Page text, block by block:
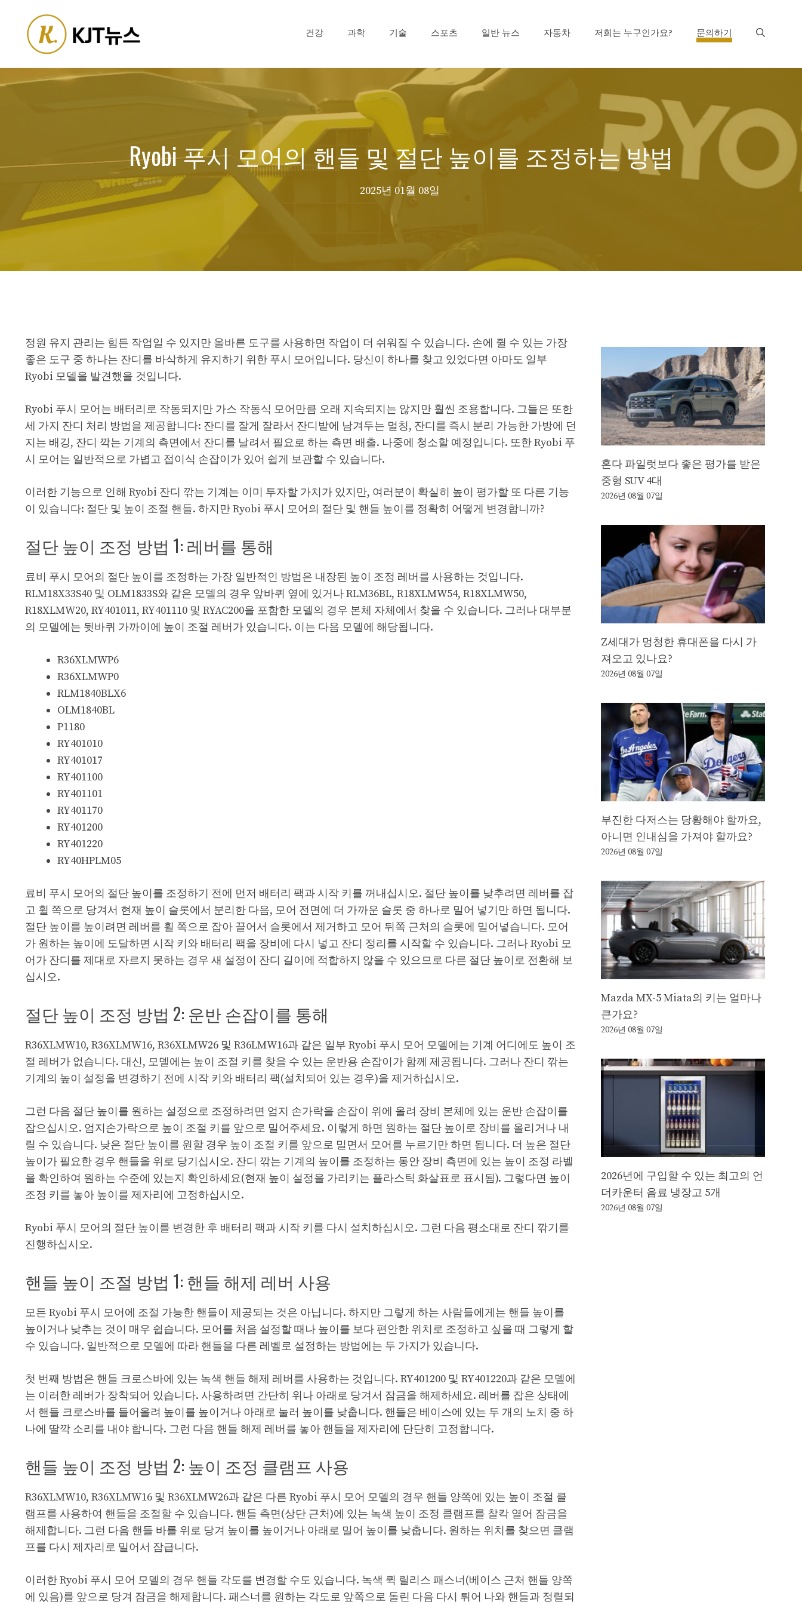
content
건강 과학 기술 스포츠 일반 뉴스 자동차 저희는 누구인가요? 문의하기
Ryobi 푸시 모어의 핸들 및 절단 높이를 조정하는 방법
2025년 01월 08일
정원 유지 관리는 힘든 작업일 수 있지만 올바른 도구를 사용하면 작업이 더 쉬워질 수 있습니다. 손에 쥘 수 있는 가장
좋은 도구 중 하나는 잔디를 바삭하게 유지하기 위한 푸시 모어입니다. 당신이 하나를 찾고 있었다면 아마도 일부
Ryobi 모델을 발견했을 것입니다.
Ryobi 푸시 모어는 배터리로 작동되지만 가스 작동식 모어만큼 오래 지속되지는 않지만 훨씬 조용합니다. 그들은 또한
세 가지 잔디 처리 방법을 제공합니다: 잔디를 잘게 잘라서 잔디밭에 남겨두는 멀칭, 잔디를 즉시 분리 가능한 가방에 던
지는 배깅, 잔디 깍는 기계의 측면에서 잔디를 날려서 필요로 하는 측면 배출. 나중에 청소할 예정입니다. 또한 Ryobi 푸
시 모어는 일반적으로 가볍고 접이식 손잡이가 있어 쉽게 보관할 수 있습니다.
이러한 기능으로 인해 Ryobi 잔디 깎는 기계는 이미 투자할 가치가 있지만, 여러분이 확실히 높이 평가할 또 다른 기능
이 있습니다: 절단 및 높이 조절 핸들. 하지만 Ryobi 푸시 모어의 절단 및 핸들 높이를 정확히 어떻게 변경합니까?
절단 높이 조정 방법 1: 레버를 통해
료비 푸시 모어의 절단 높이를 조정하는 가장 일반적인 방법은 내장된 높이 조정 레버를 사용하는 것입니다.
RLM18X33S40 및 OLM1833S와 같은 모델의 경우 앞바퀴 옆에 있거나 RLM36BL, R18XLMW54, R18XLMW50,
R18XLMW20, RY401011, RY401110 및 RYAC200을 포함한 모델의 경우 본체 자체에서 찾을 수 있습니다. 그러나 대부분
의 모델에는 뒷바퀴 가까이에 높이 조절 레버가 있습니다. 이는 다음 모델에 해당됩니다.
R36XLMWP6
R36XLMWP0
RLM1840BLX6
OLM1840BL
P1180
RY401010
RY401017
RY401100
RY401101
RY401170
RY401200
RY401220
RY40HPLM05
료비 푸시 모어의 절단 높이를 조정하기 전에 먼저 배터리 팩과 시작 키를 꺼내십시오. 절단 높이를 낮추려면 레버를 잡
고 휠 쪽으로 당겨서 현재 높이 슬롯에서 분리한 다음, 모어 전면에 더 가까운 슬롯 중 하나로 밀어 넣기만 하면 됩니다.
절단 높이를 높이려면 레버를 휠 쪽으로 잡아 끌어서 슬롯에서 제거하고 모어 뒤쪽 근처의 슬롯에 밀어넣습니다. 모어
가 원하는 높이에 도달하면 시작 키와 배터리 팩을 장비에 다시 넣고 잔디 정리를 시작할 수 있습니다. 그러나 Ryobi 모
어가 잔디를 제대로 자르지 못하는 경우 새 설정이 잔디 길이에 적합하지 않을 수 있으므로 다른 절단 높이로 전환해 보
십시오.
절단 높이 조정 방법 2: 운반 손잡이를 통해
R36XLMW10, R36XLMW16, R36XLMW26 및 R36LMW16과 같은 일부 Ryobi 푸시 모어 모델에는 기계 어디에도 높이 조
절 레버가 없습니다. 대신, 모델에는 높이 조절 키를 찾을 수 있는 운반용 손잡이가 함께 제공됩니다. 그러나 잔디 깎는
기계의 높이 설정을 변경하기 전에 시작 키와 배터리 팩(설치되어 있는 경우)을 제거하십시오.
그런 다음 절단 높이를 원하는 설정으로 조정하려면 엄지 손가락을 손잡이 위에 올려 장비 본체에 있는 운반 손잡이를
잡으십시오. 엄지손가락으로 높이 조절 키를 앞으로 밀어주세요. 이렇게 하면 원하는 절단 높이로 장비를 올리거나 내
릴 수 있습니다. 낮은 절단 높이를 원할 경우 높이 조절 키를 앞으로 밀면서 모어를 누르기만 하면 됩니다. 더 높은 절단
높이가 필요한 경우 핸들을 위로 당기십시오. 잔디 깎는 기계의 높이를 조정하는 동안 장비 측면에 있는 높이 조정 라벨
을 확인하여 원하는 수준에 있는지 확인하세요(현재 높이 설정을 가리키는 플라스틱 화살표로 표시됨). 그렇다면 높이
조정 키를 놓아 높이를 제자리에 고정하십시오.
Ryobi 푸시 모어의 절단 높이를 변경한 후 배터리 팩과 시작 키를 다시 설치하십시오. 그런 다음 평소대로 잔디 깎기를
진행하십시오.
핸들 높이 조절 방법 1: 핸들 해제 레버 사용
모든 Ryobi 푸시 모어에 조절 가능한 핸들이 제공되는 것은 아닙니다. 하지만 그렇게 하는 사람들에게는 핸들 높이를
높이거나 낮추는 것이 매우 쉽습니다. 모어를 처음 설정할 때나 높이를 보다 편안한 위치로 조정하고 싶을 때 그렇게 할
수 있습니다. 일반적으로 모델에 따라 핸들을 다른 레벨로 설정하는 방법에는 두 가지가 있습니다.
첫 번째 방법은 핸들 크로스바에 있는 녹색 핸들 해제 레버를 사용하는 것입니다. RY401200 및 RY401220과 같은 모델에
는 이러한 레버가 장착되어 있습니다. 사용하려면 간단히 위나 아래로 당겨서 잠금을 해제하세요. 레버를 잡은 상태에
서 핸들 크로스바를 들어올려 높이를 높이거나 아래로 눌러 높이를 낮춥니다. 핸들은 베이스에 있는 두 개의 노치 중 하
나에 딸깍 소리를 내야 합니다. 그런 다음 핸들 해제 레버를 놓아 핸들을 제자리에 단단히 고정합니다.
핸들 높이 조정 방법 2: 높이 조정 클램프 사용
R36XLMW10, R36XLMW16 및 R36XLMW26과 같은 다른 Ryobi 푸시 모어 모델의 경우 핸들 양쪽에 있는 높이 조절 클
램프를 사용하여 핸들을 조절할 수 있습니다. 핸들 측면(상단 근처)에 있는 녹색 높이 조정 클램프를 찰칵 열어 잠금을
해제합니다. 그런 다음 핸들 바를 위로 당겨 높이를 높이거나 아래로 밀어 높이를 낮춥니다. 원하는 위치를 찾으면 클램
프를 다시 제자리로 밀어서 잠급니다.
이러한 Ryobi 푸시 모어 모델의 경우 핸들 각도를 변경할 수도 있습니다. 녹색 퀵 릴리스 패스너(베이스 근처 핸들 양쪽
에 있음)를 앞으로 당겨 잠금을 해제합니다. 패스너를 원하는 각도로 앞쪽으로 돌린 다음 다시 튀어 나와 핸들과 정렬되
혼다 파일럿보다 좋은 평가를 받은
중형 SUV 4대
2026년 08월 07일
Z세대가 멍청한 휴대폰을 다시 가
져오고 있나요?
2026년 08월 07일
부진한 다저스는 당황해야 할까요,
아니면 인내심을 가져야 할까요?
2026년 08월 07일
Mazda MX-5 Miata의 키는 얼마나
큰가요?
2026년 08월 07일
2026년에 구입할 수 있는 최고의 언
더카운터 음료 냉장고 5개
2026년 08월 07일